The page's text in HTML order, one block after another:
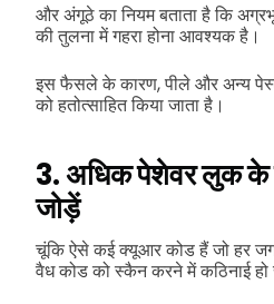
और अंगूठे का नियम बताता है कि
की तुलना में गहरा होना आवश्यक है।
इस फैसले के कारण, पीले और अन्य
को हतोत्साहित किया जाता है।
3. अधिक पेशेवर लुक के
जोड़ें
चूंकि ऐसे कई क्यूआर कोड हैं जो हर
वैध कोड को स्कैन करने में कठिनाई हो